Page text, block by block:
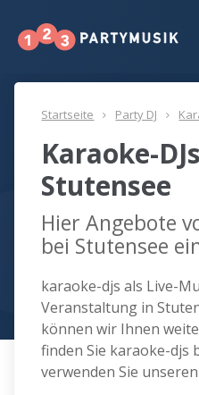
Startseite Party DJ
Karaoke-
Stutensee
Hier Angebote
bei Stutensee
karaoke-djs als Live-
Veranstaltung in
können wir Ihnen
finden Sie karaoke-djs
verwenden Sie